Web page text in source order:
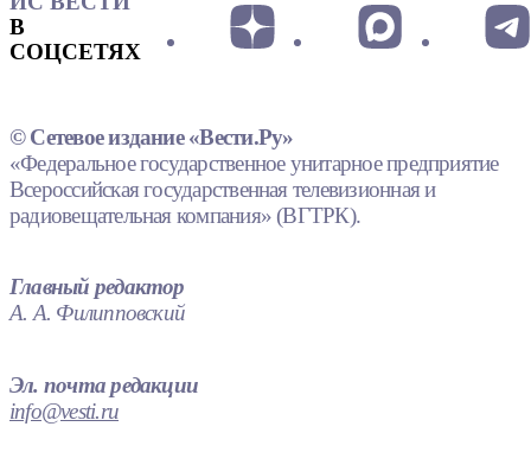
В
СОЦСЕТЯХ
© Сетевое издание «Вести.Ру»
«Федеральное государственное унитарное предприятие
Всероссийская государственная телевизионная и
радиовещательная компания» (ВГТРК).
Главный редактор
А. А. Филипповский
Эл. почта редакции
info@vesti.ru